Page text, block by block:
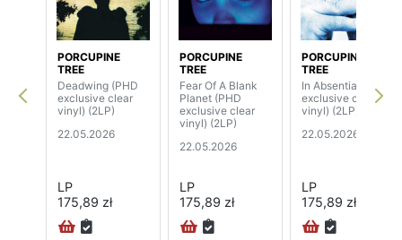
PORCUPINE
TREE
Deadwing (PHD
exclusive clear
vinyl) (2LP)
22.05.2026
LP
175,89 zł
PORCUPINE
TREE
Fear Of A Blank
Planet (PHD
exclusive clear
vinyl) (2LP)
22.05.2026
LP
175,89 zł
PORCUPINE
TREE
In Absentia (PHD
exclusive clear
vinyl) (2LP)
22.05.2026
LP
175,89 zł